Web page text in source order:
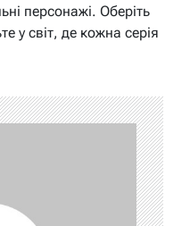
персонажі. Оберіть
у світ, де кожна серія